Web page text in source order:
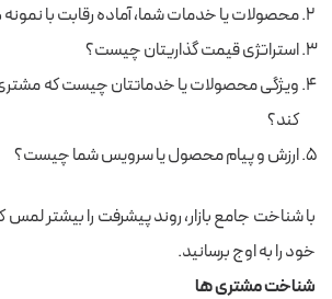
محصولات یا خدمات شما، آماده رقابت با
استراتژی قیمت گذاریتان چیست؟
ویژگی محصولات یا خدماتتان چیست که
کند؟
ارزش و پیام محصول یا سرویس شما چیست؟
با شناخت جامع بازار، روند پیشرفت را بیشتر لمس
خود را به اوج برسانید.
شناخت مشتری ها